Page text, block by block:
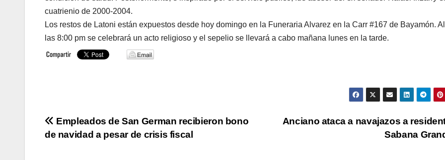
cuatrienio de 2000-2004.
Los restos de Latoni están expuestos desde hoy domingo en la Funeraria Alvarez en la Carr #167 de Bayamón.
las 8:00 pm se celebrará un acto religioso y el sepelio se llevará a cabo mañana lunes en la tarde.
Navegación
Anciano ataca a navajazos a
Sabana
Empleados de San German recibieron bono
de navidad a pesar de crisis fiscal